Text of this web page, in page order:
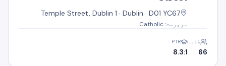
Temple Street, Dublin 1 · Dublin · D01 YC67
سرپرست: Catholic
طلبہ
66
PTR
8.3:1